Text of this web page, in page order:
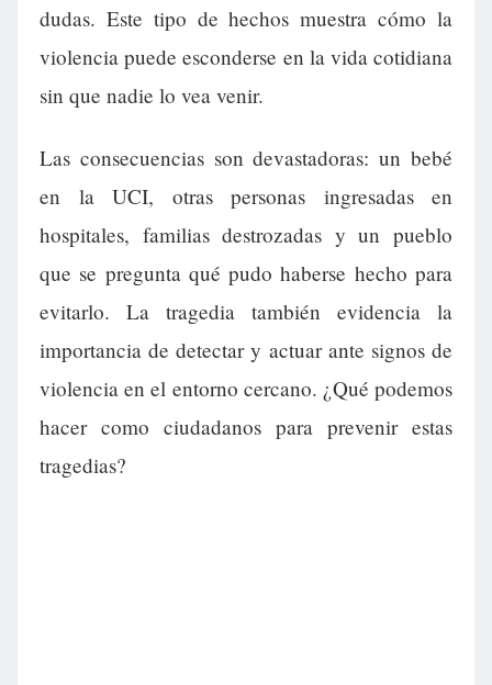
dudas. Este tipo de hechos muestra cómo la
violencia puede esconderse en la vida cotidiana
sin que nadie lo vea venir.
Las consecuencias son devastadoras: un bebé
en la UCI, otras personas ingresadas en
hospitales, familias destrozadas y un pueblo
que se pregunta qué pudo haberse hecho para
evitarlo. La tragedia también evidencia la
importancia de detectar y actuar ante signos de
violencia en el entorno cercano. ¿Qué podemos
hacer como ciudadanos para prevenir estas
tragedias?